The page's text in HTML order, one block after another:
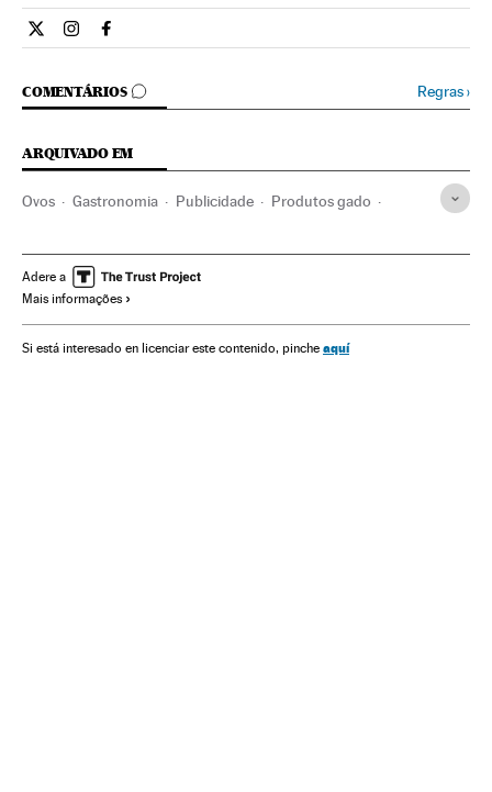
Estilo El País Brasil en Twitter
Estilo El País Brasil en Instagram
Estilo El País Brasil en Facebook
COMENTÁRIOS
COMENTÁRIOS Regras›
ARQUIVADO EM
Ovos Gastronomia Publicidade Produtos gado
Estilo vida Cultura Agronegócio
Comunicação
Adere a
Mais informações
Si está interesado en licenciar este contenido, pinche aquí